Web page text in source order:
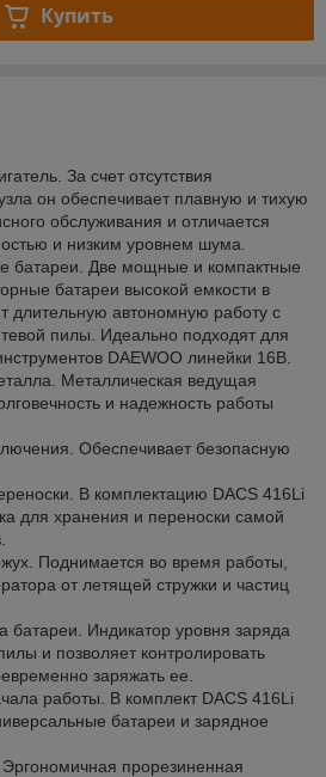
Купить
За счет отсутствия
он обеспечивает плавную и тихую
обслуживания и отличается
и низким уровнем шума.
батареи. Две мощные и компактные
батареи высокой емкости в
длительную автономную работу с
пилы. Идеально подходят для
DAEWOO линейки 16В.
Металлическая ведущая
и надежность работы
Обеспечивает безопасную
В комплектацию DACS 416Li
для хранения и переноски самой
Поднимается во время работы,
от летящей стружки и частиц
батареи. Индикатор уровня заряда
и позволяет контролировать
заряжать ее.
работы. В комплект DACS 416Li
батареи и зарядное
прорезиненная